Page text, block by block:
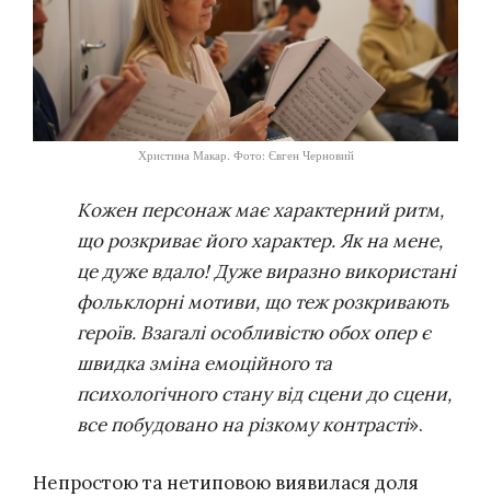
Христина Макар. Фото: Євген Черновий
Кожен персонаж має характерний ритм,
що розкриває його характер. Як на мене,
це дуже вдало! Дуже виразно використані
фольклорні мотиви, що теж розкривають
героїв. Взагалі особливістю обох опер є
швидка зміна емоційного та
психологічного стану від сцени до сцени,
все побудовано на різкому контрасті».
Непростою та нетиповою виявилася доля